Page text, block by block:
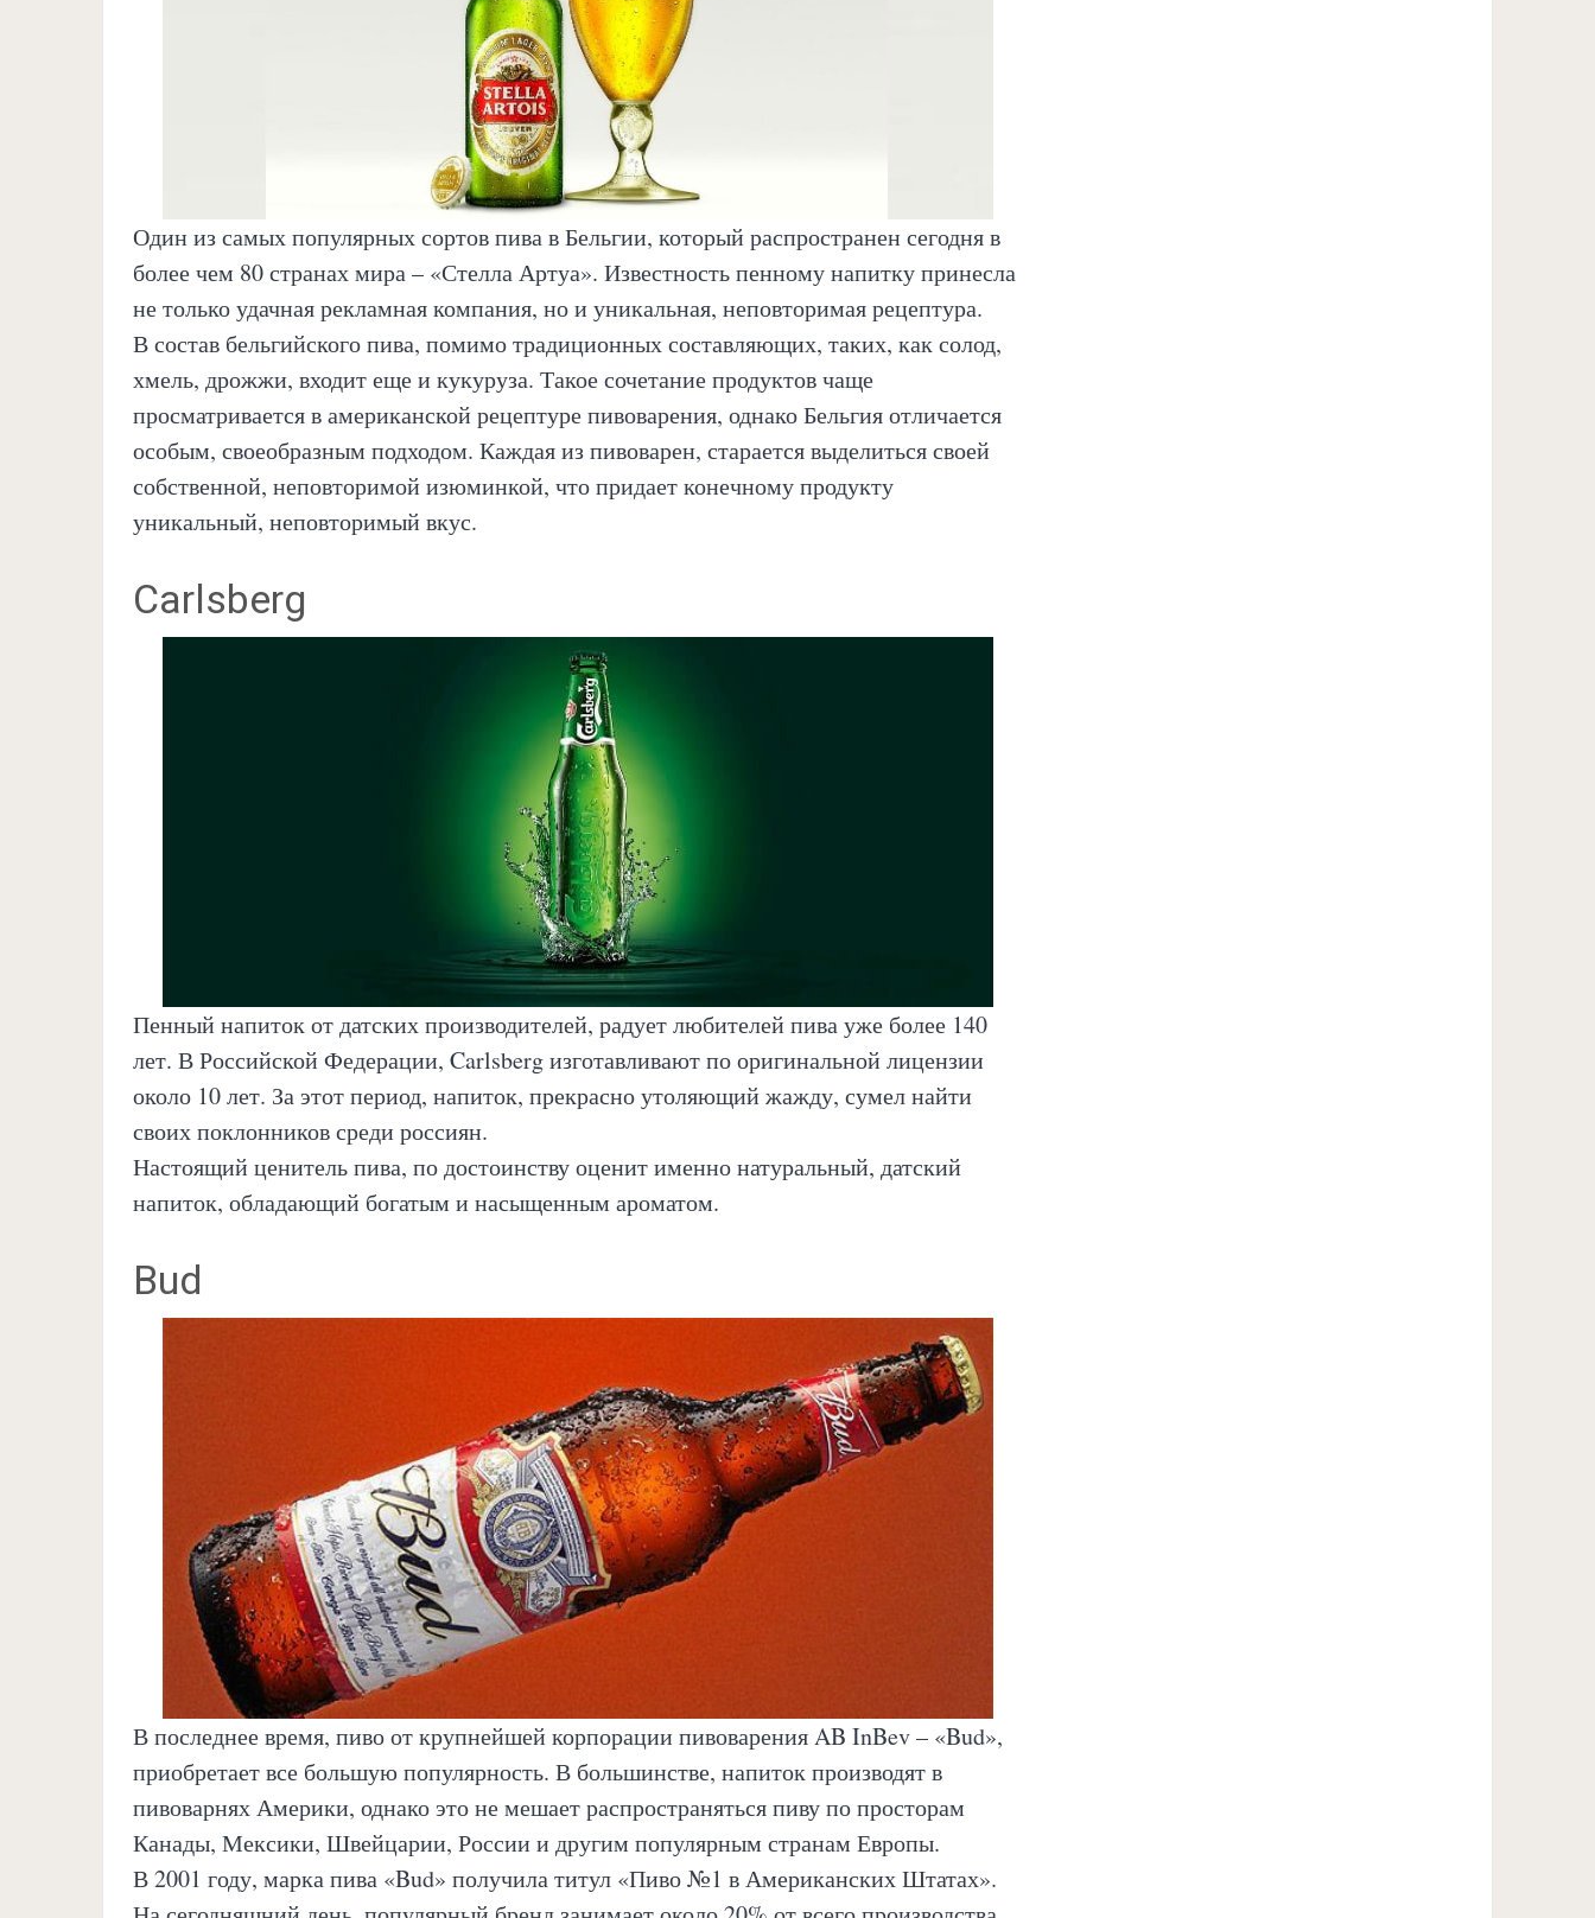
Один из самых популярных сортов пива в Бельгии, который распространен сегодня в
более чем 80 странах мира – «Стелла Артуа». Известность пенному напитку принесла
не только удачная рекламная компания, но и уникальная, неповторимая рецептура.
В состав бельгийского пива, помимо традиционных составляющих, таких, как солод,
хмель, дрожжи, входит еще и кукуруза. Такое сочетание продуктов чаще
просматривается в американской рецептуре пивоварения, однако Бельгия отличается
особым, своеобразным подходом. Каждая из пивоварен, старается выделиться своей
собственной, неповторимой изюминкой, что придает конечному продукту
уникальный, неповторимый вкус.
Carlsberg
Пенный напиток от датских производителей, радует любителей пива уже более 140
лет. В Российской Федерации, Carlsberg изготавливают по оригинальной лицензии
около 10 лет. За этот период, напиток, прекрасно утоляющий жажду, сумел найти
своих поклонников среди россиян.
Настоящий ценитель пива, по достоинству оценит именно натуральный, датский
напиток, обладающий богатым и насыщенным ароматом.
Bud
В последнее время, пиво от крупнейшей корпорации пивоварения AB InBev – «Bud»,
приобретает все большую популярность. В большинстве, напиток производят в
пивоварнях Америки, однако это не мешает распространяться пиву по просторам
Канады, Мексики, Швейцарии, России и другим популярным странам Европы.
В 2001 году, марка пива «Bud» получила титул «Пиво №1 в Американских Штатах».